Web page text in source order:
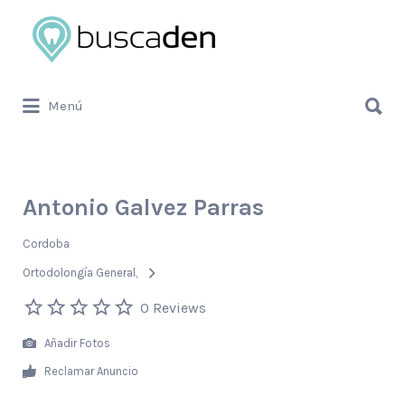
Buscar
por:
Menú
por:
Antonio Galvez Parras
Cordoba
Ortodolongía General
0 Reviews
Añadir Fotos
Reclamar Anuncio